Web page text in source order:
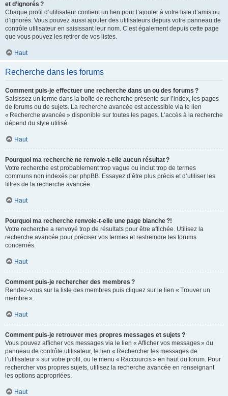
et d’ignorés ?
Chaque profil d’utilisateur contient un lien pour l’ajouter à votre liste d’amis ou
d’ignorés. Vous pouvez aussi ajouter des utilisateurs depuis votre panneau de
contrôle utilisateur en saisissant leur nom. C’est également depuis cette page
que vous pouvez les retirer de vos listes.
Haut
Recherche dans les forums
Comment puis-je effectuer une recherche dans un ou des forums ?
Saisissez un terme dans la boîte de recherche présente sur l’index, les pages
de forums ou de sujets. La recherche avancée est accessible via le lien
« Recherche avancée » disponible sur toutes les pages. L’accès à la recherche
dépend du style utilisé.
Haut
Pourquoi ma recherche ne renvoie-t-elle aucun résultat ?
Votre recherche est probablement trop vague ou inclut trop de termes
communs non indexés par phpBB. Essayez d’être plus précis et d’utiliser les
filtres de la recherche avancée.
Haut
Pourquoi ma recherche renvoie-t-elle une page blanche ?!
Votre recherche a renvoyé trop de résultats pour être affichée. Utilisez la
recherche avancée pour préciser vos termes et restreindre les forums
concernés.
Haut
Comment puis-je rechercher des membres ?
Rendez-vous sur la liste des membres puis cliquez sur le lien « Trouver un
membre ».
Haut
Comment puis-je retrouver mes propres messages et sujets ?
Vous pouvez afficher vos messages via le lien « Afficher vos messages » du
panneau de contrôle utilisateur, le lien « Rechercher les messages de
l’utilisateur » sur votre profil, ou le menu « Raccourcis » en haut du forum. Pour
rechercher vos propres sujets, utilisez la recherche avancée en renseignant
les options appropriées.
Haut